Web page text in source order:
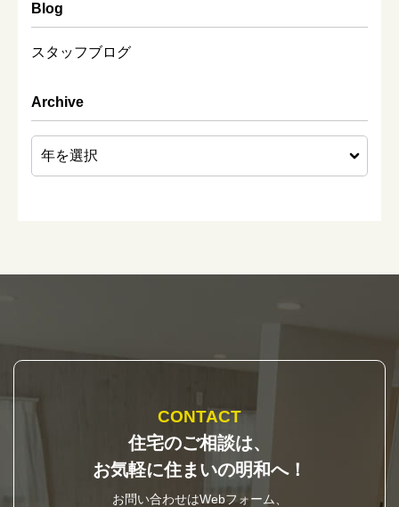
Blog
スタッフブログ
Archive
CONTACT
住宅のご相談は、
お気軽に住まいの明和へ！
お問い合わせはWebフォーム、